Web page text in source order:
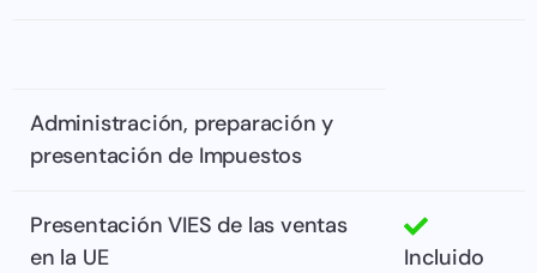
Administración, preparación y
presentación de Impuestos
Presentación VIES de las ventas
en la UE
Incluido